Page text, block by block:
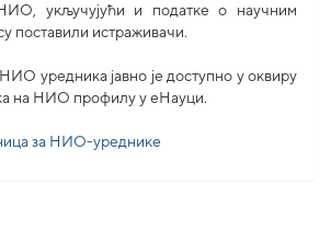
укључујући и податке о научним
поставили истраживачи.
уредника јавно је доступно у оквиру
на НИО профилу у еНауци.
за НИО-уреднике